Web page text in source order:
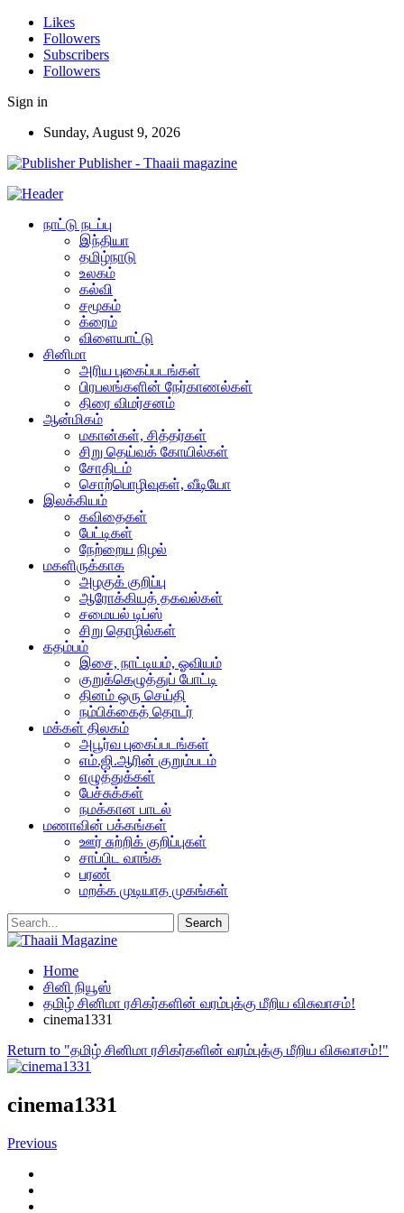
Likes
Followers
Subscribers
Followers
Sign in
Sunday, August 9, 2026
Publisher - Thaaii magazine
நாட்டு நடப்பு
இந்தியா
தமிழ்நாடு
உலகம்
கல்வி
சமூகம்
க்ரைம்
விளையாட்டு
சினிமா
அரிய புகைப்படங்கள்
பிரபலங்களின் நேர்காணல்கள்
திரை விமர்சனம்
ஆன்மிகம்
மகான்கள், சித்தர்கள்
சிறு தெய்வக் கோயில்கள்
சோதிடம்
சொற்பொழிவுகள், வீடியோ
இலக்கியம்
கவிதைகள்
பேட்டிகள்
நேற்றைய நிழல்
மகளிருக்காக
அழகுக் குறிப்பு
ஆரோக்கியத் தகவல்கள்
சமையல் டிப்ஸ்
சிறு தொழில்கள்
கதம்பம்
இசை, நாட்டியம், ஓவியம்
குறுக்கெழுத்துப் போட்டி
தினம் ஒரு செய்தி
நம்பிக்கைத் தொடர்
மக்கள் திலகம்
அபூர்வ புகைப்படங்கள்
எம்.ஜி.ஆரின் குறும்படம்
எழுத்துக்கள்
பேச்சுக்கள்
நமக்கான பாடல்
மணாவின் பக்கங்கள்
ஊர் சுற்றிக் குறிப்புகள்
சாப்பிட வாங்க
பரண்
மறக்க முடியாத முகங்கள்
Home
சினி நியூஸ்
தமிழ் சினிமா ரசிகர்களின் வரம்புக்கு மீறிய விசுவாசம்!
cinema1331
Return to "தமிழ் சினிமா ரசிகர்களின் வரம்புக்கு மீறிய விசுவாசம்!"
cinema1331
Previous